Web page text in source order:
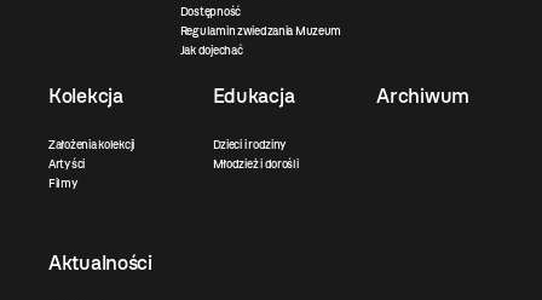
Dostępność
Regulamin zwiedzania Muzeum
Jak dojechać
Kolekcja
Założenia kolekcji
Artyści
Filmy
Edukacja
Dzieci i rodziny
Młodzież i dorośli
Archiwum
Aktualności